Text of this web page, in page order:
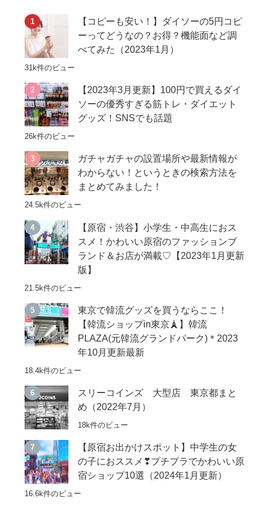
【コピーも安い！】ダイソーの5円コピ
ーってどうなの？お得？機能面など調
べてみた（2023年1月）
31k件のビュー
【2023年3月更新】100円で買えるダイ
ソーの優秀すぎる筋トレ・ダイエット
グッズ！SNSでも話題
26k件のビュー
ガチャガチャの設置場所や最新情報が
わからない！というときの検索方法を
まとめてみました！
24.5k件のビュー
【原宿・渋谷】小学生・中高生におス
スメ！かわいい原宿のファッションブ
ランド＆お店が満載♡【2023年1月更新
版】
21.5k件のビュー
東京で韓流グッズを買うならここ！
【韓流ショップin東京🗼】韓流
PLAZA(元韓流グランドパーク)＊2023
年10月更新最新
18.4k件のビュー
スリーコインズ 大型店 東京都まと
め（2022年7月）
18k件のビュー
【原宿お出かけスポット】中学生の女
の子におススメ❣プチプラでかわいい原
宿ショップ10選（2024年1月更新）
16.6k件のビュー